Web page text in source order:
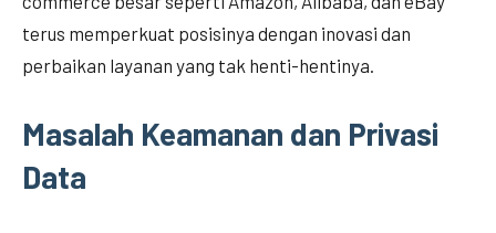
terus memperkuat posisinya dengan inovasi dan
perbaikan layanan yang tak henti-hentinya.
Masalah Keamanan dan Privasi
Data